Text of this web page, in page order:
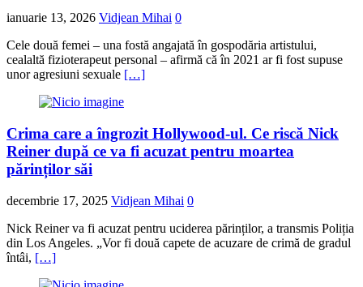
ianuarie 13, 2026 Vidjean Mihai 0
Cele două femei – una fostă angajată în gospodăria artistului,
cealaltă fizioterapeut personal – afirmă că în 2021 ar fi fost supuse
unor agresiuni sexuale […]
Crima care a îngrozit Hollywood-ul. Ce riscă Nick
Reiner după ce va fi acuzat pentru moartea
părinților săi
decembrie 17, 2025 Vidjean Mihai 0
Nick Reiner va fi acuzat pentru uciderea părinților, a transmis Poliția
din Los Angeles. „Vor fi două capete de acuzare de crimă de gradul
întâi, […]